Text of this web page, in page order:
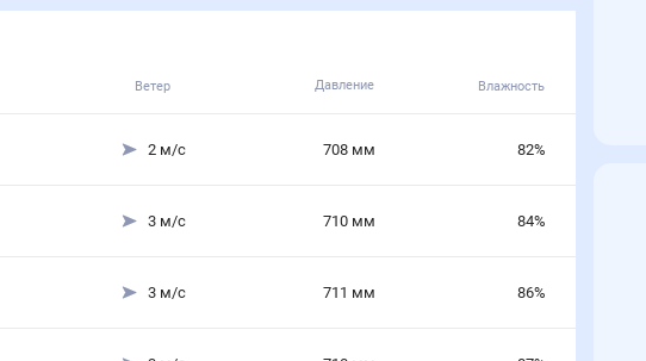
Ветер Давление Влажность
2м/с 708мм 82%
3м/с 710мм 84%
3м/с 711 мм 86%